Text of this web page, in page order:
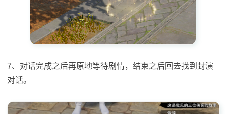
7、对话完成之后再原地等待剧情，结束之后回去找到封演
对话。